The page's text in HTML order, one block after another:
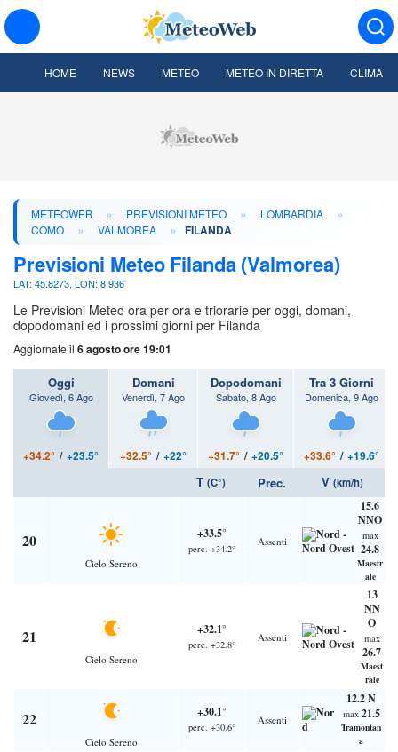
HOME NEWS METEO METEO IN DIRETTA CLIMA
METEOWEB » PREVISIONI METEO » LOMBARDIA »
COMO » VALMOREA » FILANDA
Previsioni Meteo Filanda (Valmorea)
LAT: 45.8273, LON: 8.936
Le Previsioni Meteo ora per ora e triorarie per oggi, domani,
dopodomani ed i prossimi giorni per Filanda
Aggiornate il 6 agosto ore 19:01
Oggi
Giovedì, 6 Ago
+34.2° / +23.5°
Domani
Venerdì, 7 Ago
+32.5° / +22°
Dopodomani
Sabato, 8 Ago
+31.7° / +20.5°
Tra 3 Giorni
Domenica, 9 Ago
+33.6° / +19.6°
T (C°) Prec. V (km/h)
20
Cielo Sereno
+33.5°
perc. +34.2°
Assenti
15.6
NNO
max
24.8
Maestr
ale
21
Cielo Sereno
+32.1°
perc. +32.8°
Assenti
13
NN
O
max
26.7
Maest
rale
22
Cielo Sereno
+30.1°
perc. +30.6°
Assenti
12.2 N
max 21.5
Tramontan
a